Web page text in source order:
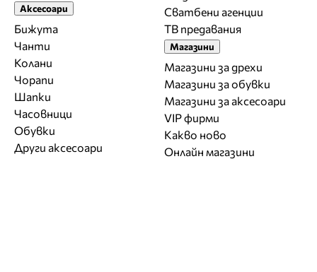
Аксесоари
Бижута
Чанти
Колани
Чорапи
Шапки
Часовници
Обувки
Други аксесоари
Сватбени агенции
ТВ предавания
Магазини
Магазини за дрехи
Магазини за обувки
Магазини за aксесоари
VIP фирми
Какво ново
Онлайн магазини